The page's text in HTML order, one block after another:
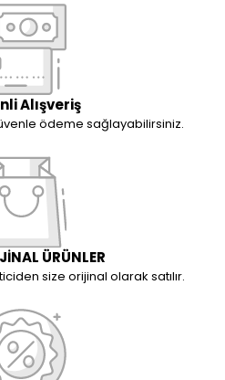
Alışveriş
ödeme sağlayabilirsiniz.
ÜRÜNLER
size orijinal olarak satılır.